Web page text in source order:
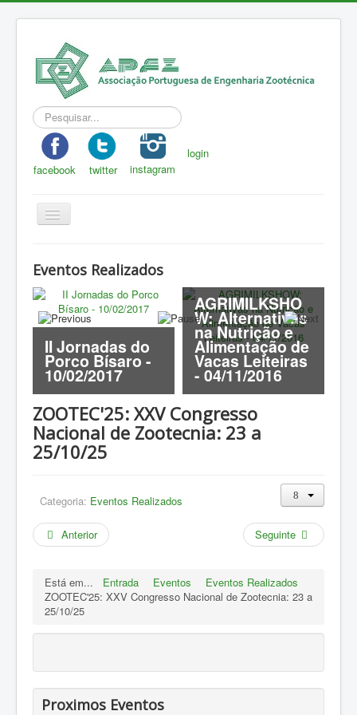
Pesquisar...
facebook twitter instagram
login
Toggle
Navigation
A Zootecnia
Notícias
ZOOTEC
Loja
Contactos
Eventos Realizados
II Jornadas do
Porco Bísaro -
10/02/2017
AGRIMILKSHO
W: Alternativas
na Nutrição e
Alimentação de
Vacas Leiteiras
- 04/11/2016
ZOOTEC'25: XXV Congresso
Nacional de Zootecnia: 23 a
25/10/25
Categoria: Eventos Realizados
Anterior Seguinte
Está em... Entrada Eventos
Eventos Realizados
ZOOTEC'25: XXV Congresso Nacional de Zootecnia: 23 a
25/10/25
Proximos Eventos